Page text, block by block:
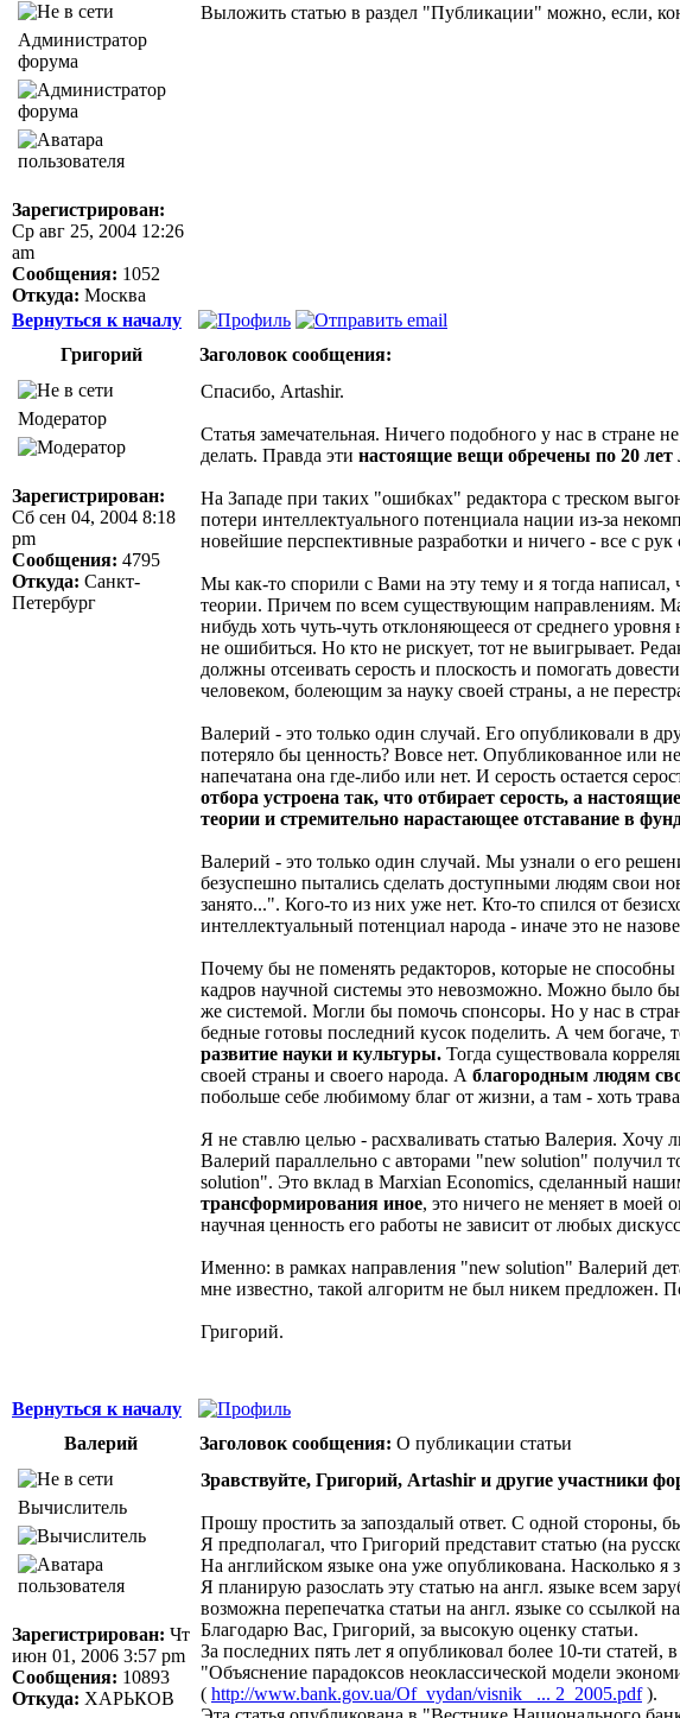
Администратор
форума
Зарегистрирован:
Ср авг 25, 2004 12:26
am
Сообщения: 1052
Откуда: Москва
Выложить статью в раздел "Публикации" можно, если,
Вернуться к началу
Григорий
Заголовок сообщения:
Модератор
Зарегистрирован:
Сб сен 04, 2004 8:18
pm
Сообщения: 4795
Откуда: Санкт-
Петербург
Спасибо, Artashir.
Статья замечательная. Ничего подобного у нас в стране
делать. Правда эти настоящие вещи обречены по 20
На Западе при таких "ошибках" редактора с треском
потери интеллектуального потенциала нации из-за
новейшие перспективные разработки и ничего - все с рук
Мы как-то спорили с Вами на эту тему и я тогда
теории. Причем по всем существующим направлениям.
нибудь хоть чуть-чуть отклоняющееся от среднего
не ошибиться. Но кто не рискует, тот не выигрывает.
должны отсеивать серость и плоскость и помогать
человеком, болеющим за науку своей страны, а не
Валерий - это только один случай. Его опубликовали в
потеряло бы ценность? Вовсе нет. Опубликованное или
напечатана она где-либо или нет. И серость остается
отбора устроена так, что отбирает серость, а
теории и стремительно нарастающее отставание в
Валерий - это только один случай. Мы узнали о его
безуспешно пытались сделать доступными людям свои
занято...". Кого-то из них уже нет. Кто-то спился от
интеллектуальный потенциал народа - иначе это не
Почему бы не поменять редакторов, которые не
кадров научной системы это невозможно. Можно было бы
же системой. Могли бы помочь спонсоры. Но у нас в
бедные готовы последний кусок поделить. А чем богаче,
развитие науки и культуры. Тогда существовала
своей страны и своего народа. А благородным людям
побольше себе любимому благ от жизни, а там - хоть
Я не ставлю целью - расхваливать статью Валерия. Хочу
Валерий параллельно с авторами "new solution" получил
solution". Это вклад в Marxian Economics, сделанный
трансформирования иное, это ничего не меняет в моей
научная ценность его работы не зависит от любых
Именно: в рамках направления "new solution" Валерий
мне известно, такой алгоритм не был никем предложен.
Григорий.
Вернуться к началу
Валерий
Заголовок сообщения: О публикации статьи
Вычислитель
Зарегистрирован: Чт
июн 01, 2006 3:57 pm
Сообщения: 10893
Откуда: ХАРЬКОВ
Зравствуйте, Григорий, Artashir и другие участники
Прошу простить за запоздалый ответ. С одной стороны,
Я предполагал, что Григорий представит статью (на
На английском языке она уже опубликована. Насколько
Я планирую разослать эту статью на англ. языке всем
возможна перепечатка статьи на англ. языке со ссылкой
Благодарю Вас, Григорий, за высокую оценку статьи.
За последних пять лет я опубликовал более 10-ти
"Объяснение парадоксов неоклассической модели
( http://www.bank.gov.ua/Of_vydan/visnik_ ... 2_2005.pdf).